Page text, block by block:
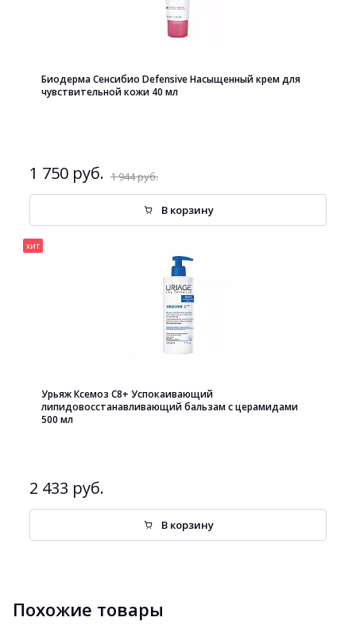
Биодерма Сенсибио Defensive Насыщенный крем для
чувствительной кожи 40 мл
1 750 руб. 1 944 руб.
В корзину
хит
Урьяж Ксемоз С8+ Успокаивающий
липидовосстанавливающий бальзам с церамидами
500 мл
2 433 руб.
В корзину
Похожие товары